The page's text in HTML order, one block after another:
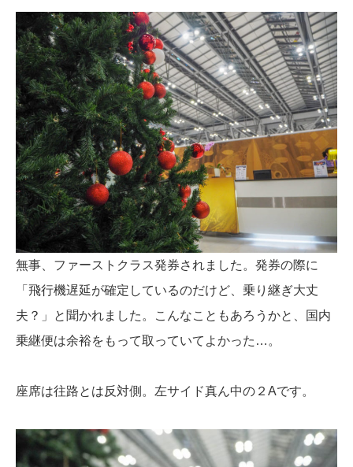
無事、ファーストクラス発券されました。発券の際に
「飛行機遅延が確定しているのだけど、乗り継ぎ大丈
夫？」と聞かれました。こんなこともあろうかと、国内
乗継便は余裕をもって取っていてよかった…。
座席は往路とは反対側。左サイド真ん中の２Aです。